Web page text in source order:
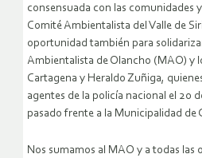
consensuada con las comunidades
Comité Ambientalista del Valle de
oportunidad también para
Ambientalista de Olancho (MAO) y
Cartagena y Heraldo Zuñiga,
agentes de la policía nacional el 20
pasado frente a la Municipalidad de
Nos sumamos al MAO y a todas las